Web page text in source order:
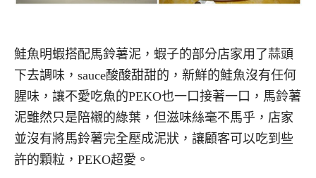
鮭魚明蝦搭配馬鈴薯泥，蝦子的部分店家用了蒜頭
下去調味，sauce酸酸甜甜的，新鮮的鮭魚沒有任何
腥味，讓不愛吃魚的PEKO也一口接著一口，馬鈴薯
泥雖然只是陪襯的綠葉，但滋味絲毫不馬乎，店家
並沒有將馬鈴薯完全壓成泥狀，讓顧客可以吃到些
許的顆粒，PEKO超愛。